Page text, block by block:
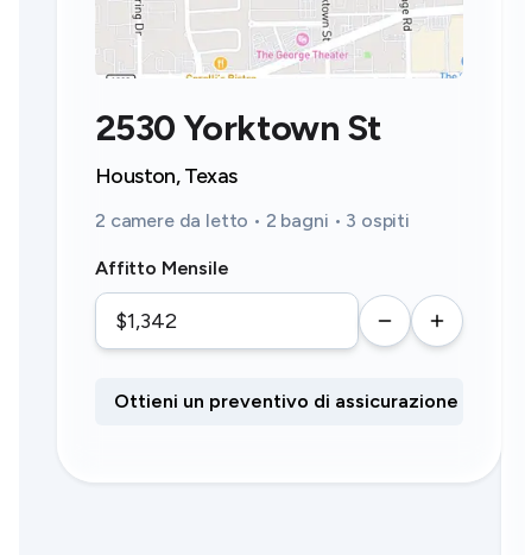
2530 Yorktown St
Houston, Texas
2 camere da letto • 2 bagni • 3 ospiti
Affitto Mensile